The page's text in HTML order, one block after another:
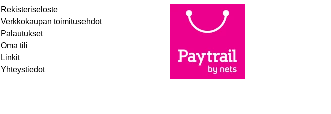
Rekisteriseloste
Verkkokaupan toimitusehdot
Palautukset
Oma tili
Linkit
Yhteystiedot